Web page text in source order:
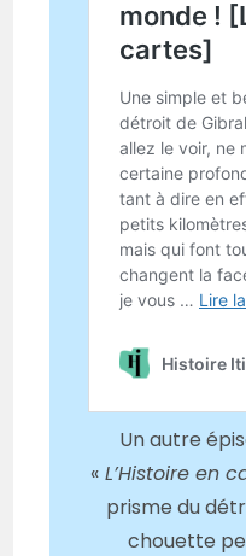
Un autre
« L’Histoire en
prisme du
chouette